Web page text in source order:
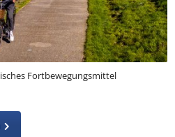
Fortbewegungsmittel